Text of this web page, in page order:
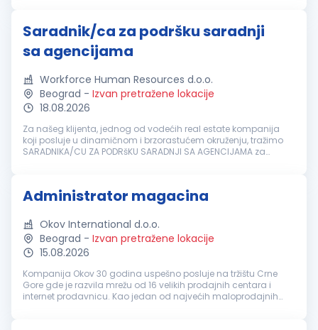
Saradnik/ca za podršku saradnji
sa agencijama
Workforce Human Resources d.o.o.
Beograd - Izvan pretražene lokacije
18.08.2026
Za našeg klijenta, jednog od vodećih real estate kompanija
koji posluje u dinamičnom i brzorastućem okruženju, tražimo
SARADNIKA/CU ZA PODRšKU SARADNJI SA AGENCIJAMA za
Administrator magacina
Okov International d.o.o.
Beograd - Izvan pretražene lokacije
15.08.2026
Kompanija Okov 30 godina uspešno posluje na tržištu Crne
Gore gde je razvila mrežu od 16 velikih prodajnih centara i
internet prodavnicu. Kao jedan od najvećih maloprodajnih